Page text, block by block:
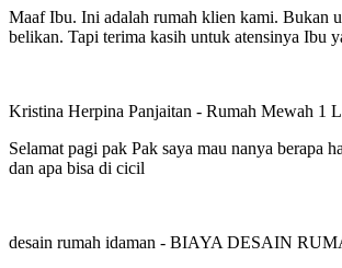
Maaf Ibu. Ini adalah rumah klien kami. Bukan
belikan. Tapi terima kasih untuk atensinya Ibu
Kristina Herpina Panjaitan - Rumah Mewah 1
Selamat pagi pak Pak saya mau nanya berapa
dan apa bisa di cicil
desain rumah idaman - BIAYA DESAIN